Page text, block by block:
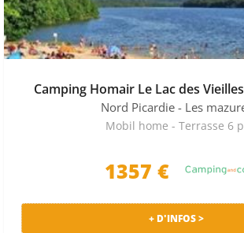
Camping Homair Le Lac des
Nord Picardie - Les
Mobil home - Terrasse 6
1357 €
+ D'INFOS >